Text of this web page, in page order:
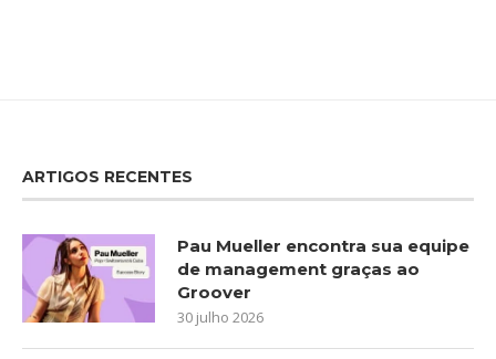
ARTIGOS RECENTES
Pau Mueller encontra sua equipe
de management graças ao
Groover
30 julho 2026